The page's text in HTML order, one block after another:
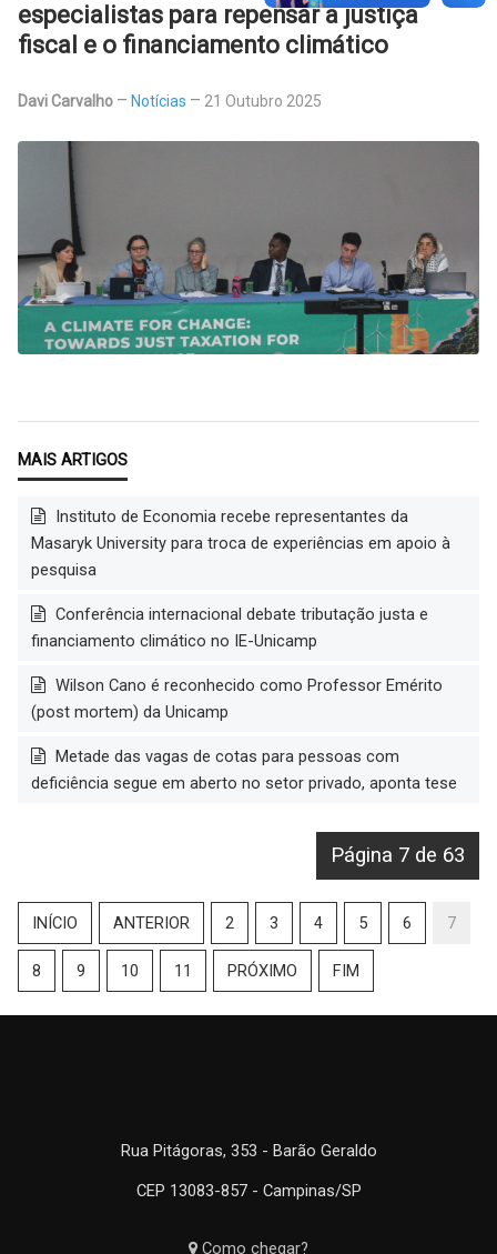
especialistas para repensar a justiça
fiscal e o financiamento climático
Davi Carvalho Notícias 21 Outubro 2025
Instituto de Economia recebe representantes da
Masaryk University para troca de experiências em apoio à
pesquisa
Conferência internacional debate tributação justa e
financiamento climático no IE-Unicamp
Wilson Cano é reconhecido como Professor Emérito
(post mortem) da Unicamp
Metade das vagas de cotas para pessoas com
deficiência segue em aberto no setor privado, aponta tese
Página 7 de 63
INÍCIO ANTERIOR 2 3 4 5 6 7
8 9 10 11 PRÓXIMO FIM
Rua Pitágoras, 353 - Barão Geraldo
CEP 13083-857 - Campinas/SP
Como chegar?